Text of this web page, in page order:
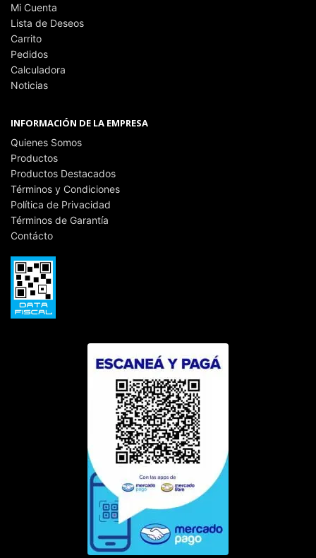
Mi Cuenta
Lista de Deseos
Carrito
Pedidos
Calculadora
Noticias
INFORMACIÓN DE LA EMPRESA
Quienes Somos
Productos
Productos Destacados
Términos y Condiciones
Política de Privacidad
Términos de Garantía
Contácto